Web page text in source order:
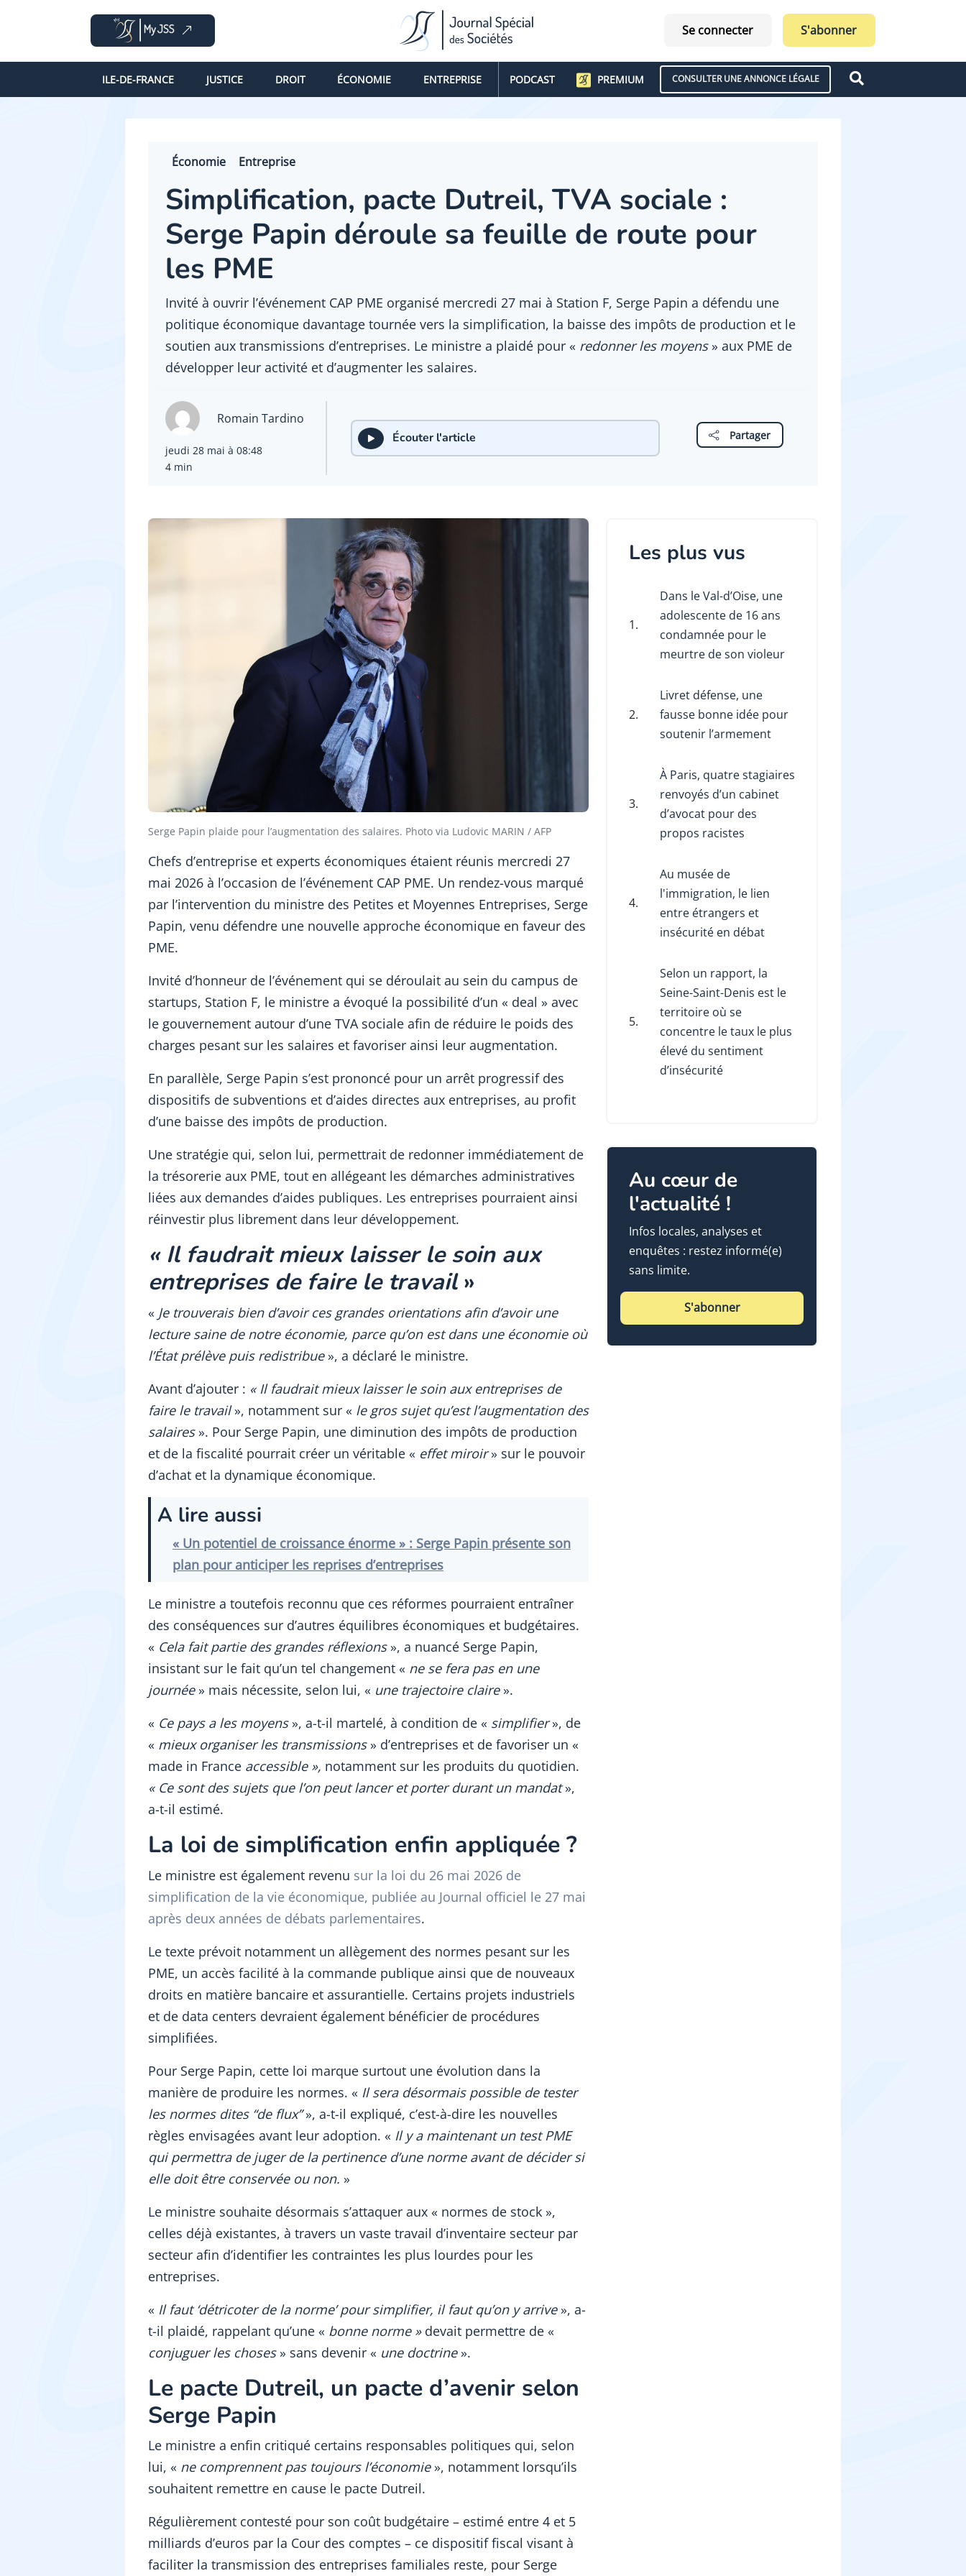
Se connecter S'abonner
ILE-DE-FRANCE JUSTICE DROIT ÉCONOMIE ENTREPRISE PODCAST PREMIUM CONSULTER UNE ANNONCE LÉGALE
Économie Entreprise
Simplification, pacte Dutreil, TVA sociale :
Serge Papin déroule sa feuille de route pour
les PME
Invité à ouvrir l’événement CAP PME organisé mercredi 27 mai à Station F, Serge Papin a défendu une
politique économique davantage tournée vers la simplification, la baisse des impôts de production et le
soutien aux transmissions d’entreprises. Le ministre a plaidé pour « redonner les moyens » aux PME de
développer leur activité et d’augmenter les salaires.
Romain Tardino
jeudi 28 mai à 08:48
4 min
Écouter l'article Partager
Serge Papin plaide pour l’augmentation des salaires. Photo via Ludovic MARIN / AFP
Chefs d’entreprise et experts économiques étaient réunis mercredi 27
mai 2026 à l’occasion de l’événement CAP PME. Un rendez-vous marqué
par l’intervention du ministre des Petites et Moyennes Entreprises, Serge
Papin, venu défendre une nouvelle approche économique en faveur des
PME.
Invité d’honneur de l’événement qui se déroulait au sein du campus de
startups, Station F, le ministre a évoqué la possibilité d’un « deal » avec
le gouvernement autour d’une TVA sociale afin de réduire le poids des
charges pesant sur les salaires et favoriser ainsi leur augmentation.
En parallèle, Serge Papin s’est prononcé pour un arrêt progressif des
dispositifs de subventions et d’aides directes aux entreprises, au profit
d’une baisse des impôts de production.
Une stratégie qui, selon lui, permettrait de redonner immédiatement de
la trésorerie aux PME, tout en allégeant les démarches administratives
liées aux demandes d’aides publiques. Les entreprises pourraient ainsi
réinvestir plus librement dans leur développement.
« Il faudrait mieux laisser le soin aux
entreprises de faire le travail»
« Je trouverais bien d’avoir ces grandes orientations afin d’avoir une
lecture saine de notre économie, parce qu’on est dans une économie où
l’État prélève puis redistribue », a déclaré le ministre.
Avant d’ajouter : « Il faudrait mieux laisser le soin aux entreprises de
faire le travail», notamment sur « le gros sujet qu’est l’augmentation des
salaires». Pour Serge Papin, une diminution des impôts de production
et de la fiscalité pourrait créer un véritable « effet miroir» sur le pouvoir
d’achat et la dynamique économique.
A lire aussi
« Un potentiel de croissance énorme » : Serge Papin présente son
plan pour anticiper les reprises d’entreprises
Le ministre a toutefois reconnu que ces réformes pourraient entraîner
des conséquences sur d’autres équilibres économiques et budgétaires.
« Cela fait partie des grandes réflexions», a nuancé Serge Papin,
insistant sur le fait qu’un tel changement « ne se fera pas en une
journée» mais nécessite, selon lui, « une trajectoire claire».
« Ce pays a les moyens», a-t-il martelé, à condition de « simplifier», de
« mieux organiser les transmissions » d’entreprises et de favoriser un «
made in France accessible », notamment sur les produits du quotidien.
« Ce sont des sujets que l’on peut lancer et porter durant un mandat»,
a-t-il estimé.
La loi de simplification enfin appliquée ?
Le ministre est également revenu sur la loi du 26 mai 2026 de
simplification de la vie économique, publiée au Journal officiel le 27 mai
après deux années de débats parlementaires.
Le texte prévoit notamment un allègement des normes pesant sur les
PME, un accès facilité à la commande publique ainsi que de nouveaux
droits en matière bancaire et assurantielle. Certains projets industriels
et de data centers devraient également bénéficier de procédures
simplifiées.
Pour Serge Papin, cette loi marque surtout une évolution dans la
manière de produire les normes. « Il sera désormais possible de tester
les normes dites “de flux”», a-t-il expliqué, c’est-à-dire les nouvelles
règles envisagées avant leur adoption. « Il y a maintenant un test PME
qui permettra de juger de la pertinence d’une norme avant de décider si
elle doit être conservée ou non. »
Le ministre souhaite désormais s’attaquer aux « normes de stock »,
celles déjà existantes, à travers un vaste travail d’inventaire secteur par
secteur afin d’identifier les contraintes les plus lourdes pour les
entreprises.
« Il faut ‘détricoter de la norme’ pour simplifier, il faut qu’on y arrive», a-
t-il plaidé, rappelant qu’une « bonne norme »devait permettre de «
conjuguer les choses» sans devenir « une doctrine».
Le pacte Dutreil, un pacte d’avenir selon
Serge Papin
Le ministre a enfin critiqué certains responsables politiques qui, selon
lui, « ne comprennent pas toujours l’économie», notamment lorsqu’ils
souhaitent remettre en cause le pacte Dutreil.
Régulièrement contesté pour son coût budgétaire – estimé entre 4 et 5
milliards d’euros par la Cour des comptes – ce dispositif fiscal visant à
faciliter la transmission des entreprises familiales reste, pour Serge
Les plus vus
1.
Dans le Val-d’Oise, une
adolescente de 16 ans
condamnée pour le
meurtre de son violeur
2.
Livret défense, une
fausse bonne idée pour
soutenir l’armement
3.
À Paris, quatre stagiaires
renvoyés d’un cabinet
d’avocat pour des
propos racistes
4.
Au musée de
l'immigration, le lien
entre étrangers et
insécurité en débat
5.
Selon un rapport, la
Seine-Saint-Denis est le
territoire où se
concentre le taux le plus
élevé du sentiment
d’insécurité
Au cœur de
l'actualité !
Infos locales, analyses et
enquêtes : restez informé(e)
sans limite.
S'abonner